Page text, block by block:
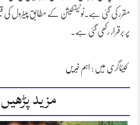
پر برقرار رکھی گئی ہے۔
کیٹاگری میں : اہم خبریں
مزید پڑھیں